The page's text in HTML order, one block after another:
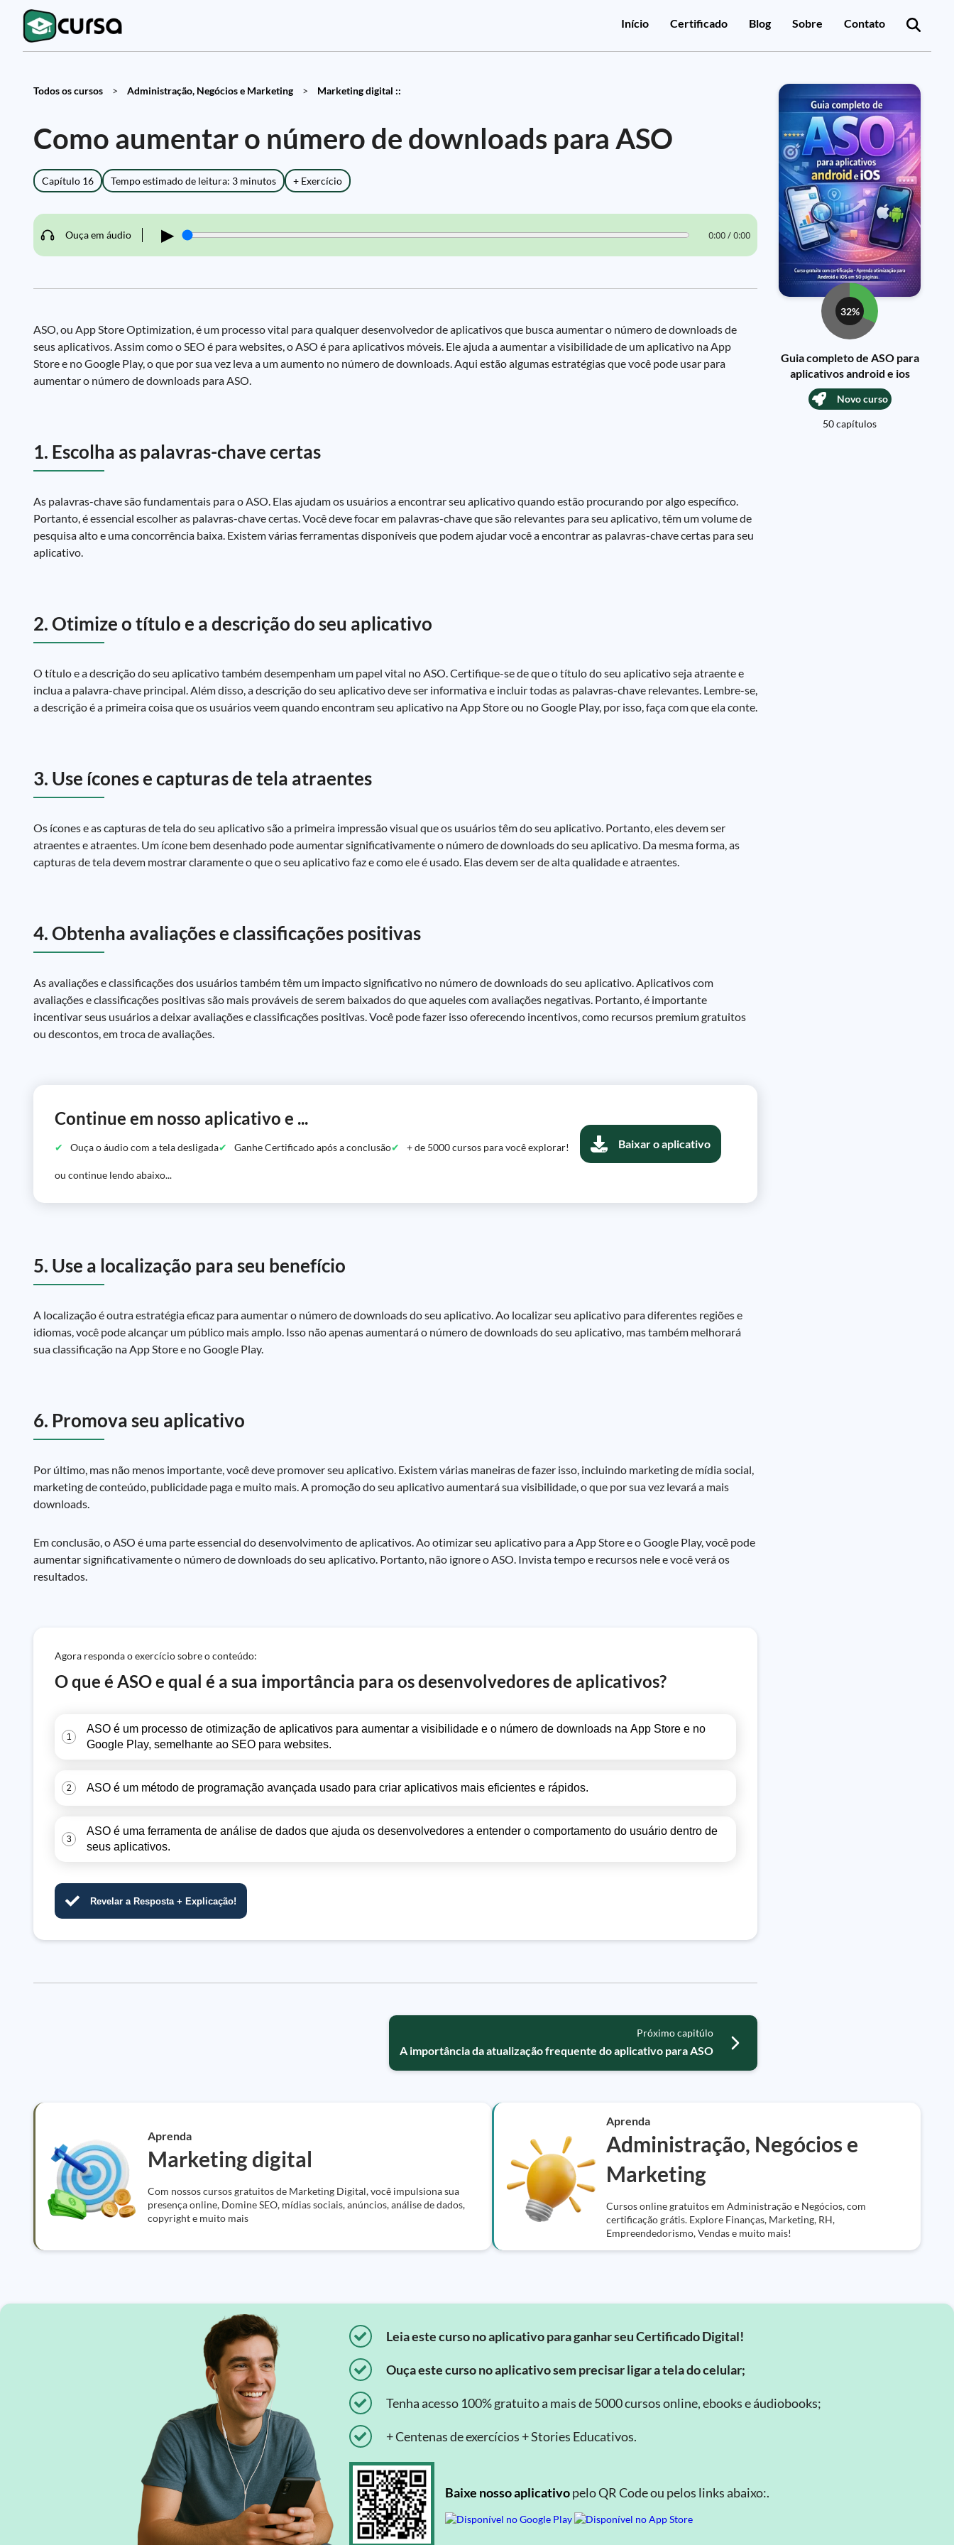
Início Certificado Blog Sobre Contato
Todos os cursos > Administração, Negócios e Marketing > Marketing digital ::
Como aumentar o número de downloads para ASO
Capítulo 16 Tempo estimado de leitura: 3 minutos + Exercício
Ouça em áudio ▶ 0:00 / 0:00
ASO, ou App Store Optimization, é um processo vital para qualquer desenvolvedor de aplicativos que busca aumentar o número de downloads de
seus aplicativos. Assim como o SEO é para websites, o ASO é para aplicativos móveis. Ele ajuda a aumentar a visibilidade de um aplicativo na App
Store e no Google Play, o que por sua vez leva a um aumento no número de downloads. Aqui estão algumas estratégias que você pode usar para
aumentar o número de downloads para ASO.
1. Escolha as palavras-chave certas
As palavras-chave são fundamentais para o ASO. Elas ajudam os usuários a encontrar seu aplicativo quando estão procurando por algo específico.
Portanto, é essencial escolher as palavras-chave certas. Você deve focar em palavras-chave que são relevantes para seu aplicativo, têm um volume de
pesquisa alto e uma concorrência baixa. Existem várias ferramentas disponíveis que podem ajudar você a encontrar as palavras-chave certas para seu
aplicativo.
2. Otimize o título e a descrição do seu aplicativo
O título e a descrição do seu aplicativo também desempenham um papel vital no ASO. Certifique-se de que o título do seu aplicativo seja atraente e
inclua a palavra-chave principal. Além disso, a descrição do seu aplicativo deve ser informativa e incluir todas as palavras-chave relevantes. Lembre-se,
a descrição é a primeira coisa que os usuários veem quando encontram seu aplicativo na App Store ou no Google Play, por isso, faça com que ela conte.
3. Use ícones e capturas de tela atraentes
Os ícones e as capturas de tela do seu aplicativo são a primeira impressão visual que os usuários têm do seu aplicativo. Portanto, eles devem ser
atraentes e atraentes. Um ícone bem desenhado pode aumentar significativamente o número de downloads do seu aplicativo. Da mesma forma, as
capturas de tela devem mostrar claramente o que o seu aplicativo faz e como ele é usado. Elas devem ser de alta qualidade e atraentes.
4. Obtenha avaliações e classificações positivas
As avaliações e classificações dos usuários também têm um impacto significativo no número de downloads do seu aplicativo. Aplicativos com
avaliações e classificações positivas são mais prováveis de serem baixados do que aqueles com avaliações negativas. Portanto, é importante
incentivar seus usuários a deixar avaliações e classificações positivas. Você pode fazer isso oferecendo incentivos, como recursos premium gratuitos
ou descontos, em troca de avaliações.
Continue em nosso aplicativo e ...
Ouça o áudio com a tela desligada Ganhe Certificado após a conclusão + de 5000 cursos para você explorar!
ou continue lendo abaixo...
Baixar o aplicativo
5. Use a localização para seu benefício
A localização é outra estratégia eficaz para aumentar o número de downloads do seu aplicativo. Ao localizar seu aplicativo para diferentes regiões e
idiomas, você pode alcançar um público mais amplo. Isso não apenas aumentará o número de downloads do seu aplicativo, mas também melhorará
sua classificação na App Store e no Google Play.
6. Promova seu aplicativo
Por último, mas não menos importante, você deve promover seu aplicativo. Existem várias maneiras de fazer isso, incluindo marketing de mídia social,
marketing de conteúdo, publicidade paga e muito mais. A promoção do seu aplicativo aumentará sua visibilidade, o que por sua vez levará a mais
downloads.
Em conclusão, o ASO é uma parte essencial do desenvolvimento de aplicativos. Ao otimizar seu aplicativo para a App Store e o Google Play, você pode
aumentar significativamente o número de downloads do seu aplicativo. Portanto, não ignore o ASO. Invista tempo e recursos nele e você verá os
resultados.
Agora responda o exercício sobre o conteúdo:
O que é ASO e qual é a sua importância para os desenvolvedores de aplicativos?
1
ASO é um processo de otimização de aplicativos para aumentar a visibilidade e o número de downloads na App Store e no
Google Play, semelhante ao SEO para websites.
2 ASO é um método de programação avançada usado para criar aplicativos mais eficientes e rápidos.
3
ASO é uma ferramenta de análise de dados que ajuda os desenvolvedores a entender o comportamento do usuário dentro de
seus aplicativos.
Revelar a Resposta + Explicação!
Próximo capitúlo
A importância da atualização frequente do aplicativo para ASO
32%
Guia completo de ASO para
aplicativos android e ios
Novo curso
50 capítulos
Aprenda
Marketing digital
Com nossos cursos gratuitos de Marketing Digital, você impulsiona sua
presença online, Domine SEO, mídias sociais, anúncios, análise de dados,
copyright e muito mais
Aprenda
Administração, Negócios e
Marketing
Cursos online gratuitos em Administração e Negócios, com
certificação grátis. Explore Finanças, Marketing, RH,
Empreendedorismo, Vendas e muito mais!
Leia este curso no aplicativo para ganhar seu Certificado Digital!
Ouça este curso no aplicativo sem precisar ligar a tela do celular;
Tenha acesso 100% gratuito a mais de 5000 cursos online, ebooks e áudiobooks;
+ Centenas de exercícios + Stories Educativos.
Baixe nosso aplicativopelo QR Code ou pelos links abaixo:.